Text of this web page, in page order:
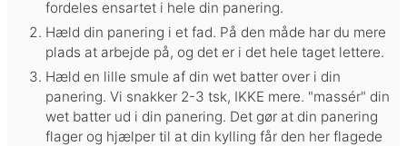
fordeles ensartet i hele din panering.
Hæld din panering i et fad. På den måde har du mere
plads at arbejde på, og det er i det hele taget lettere.
Hæld en lille smule af din wet batter over i din
panering. Vi snakker 2-3 tsk, IKKE mere. "massér" din
wet batter ud i din panering. Det gør at din panering
flager og hjælper til at din kylling får den her flagede